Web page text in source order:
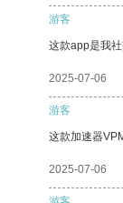
游客
这款app是我
2025-07-06
游客
这款加速器
2025-07-06